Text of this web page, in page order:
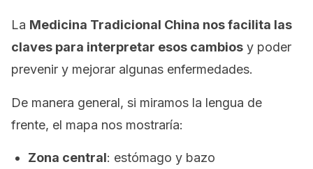
La Medicina Tradicional China nos facilita las
claves para interpretar esos cambios y poder
prevenir y mejorar algunas enfermedades.
De manera general, si miramos la lengua de
frente, el mapa nos mostraría:
Zona central: estómago y bazo